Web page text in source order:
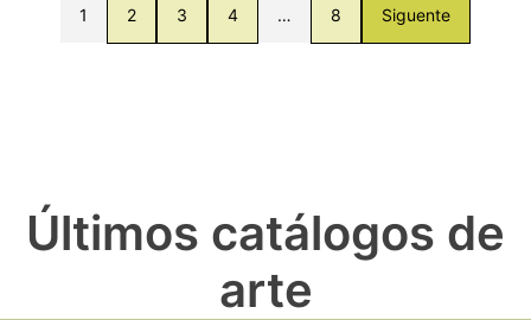
1 2 3 4 … 8 Siguente
Últimos catálogos de
arte